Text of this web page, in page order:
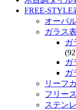
FREE-STYLE
オーバ
ガラス
ガ
ガ
ガ
リーフ
フリー
ステン